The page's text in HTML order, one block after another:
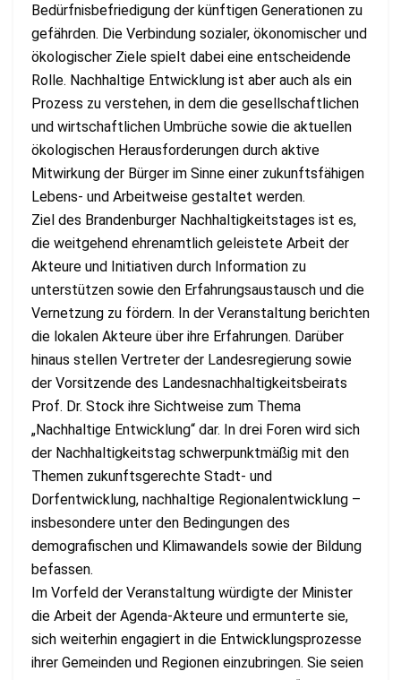
Bedürfnisbefriedigung der künftigen Generationen zu
gefährden. Die Verbindung sozialer, ökonomischer und
ökologischer Ziele spielt dabei eine entscheidende
Rolle. Nachhaltige Entwicklung ist aber auch als ein
Prozess zu verstehen, in dem die gesellschaftlichen
und wirtschaftlichen Umbrüche sowie die aktuellen
ökologischen Herausforderungen durch aktive
Mitwirkung der Bürger im Sinne einer zukunftsfähigen
Lebens- und Arbeitweise gestaltet werden.
Ziel des Brandenburger Nachhaltigkeitstages ist es,
die weitgehend ehrenamtlich geleistete Arbeit der
Akteure und Initiativen durch Information zu
unterstützen sowie den Erfahrungsaustausch und die
Vernetzung zu fördern. In der Veranstaltung berichten
die lokalen Akteure über ihre Erfahrungen. Darüber
hinaus stellen Vertreter der Landesregierung sowie
der Vorsitzende des Landesnachhaltigkeitsbeirats
Prof. Dr. Stock ihre Sichtweise zum Thema
„Nachhaltige Entwicklung“ dar. In drei Foren wird sich
der Nachhaltigkeitstag schwerpunktmäßig mit den
Themen zukunftsgerechte Stadt- und
Dorfentwicklung, nachhaltige Regionalentwicklung –
insbesondere unter den Bedingungen des
demografischen und Klimawandels sowie der Bildung
befassen.
Im Vorfeld der Veranstaltung würdigte der Minister
die Arbeit der Agenda-Akteure und ermunterte sie,
sich weiterhin engagiert in die Entwicklungsprozesse
ihrer Gemeinden und Regionen einzubringen. Sie seien